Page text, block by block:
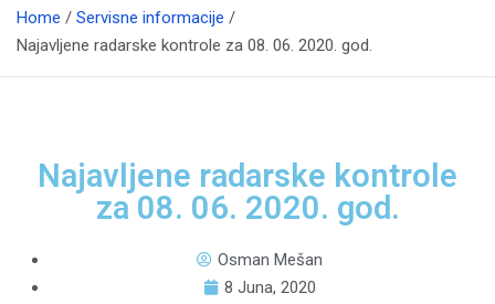
Home
Servisne informacije
Najavljene radarske kontrole za 08. 06. 2020. god.
Najavljene radarske kontrole
za 08. 06. 2020. god.
Osman Mešan
8 Juna, 2020